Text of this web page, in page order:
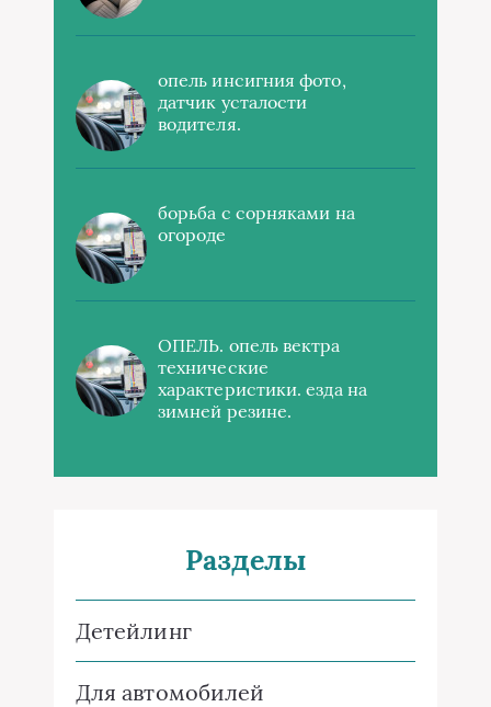
опель инсигния фото,
датчик усталости
водителя.
борьба с сорняками на
огороде
ОПЕЛЬ. опель вектра
технические
характеристики. езда на
зимней резине.
Разделы
Детейлинг
Для автомобилей